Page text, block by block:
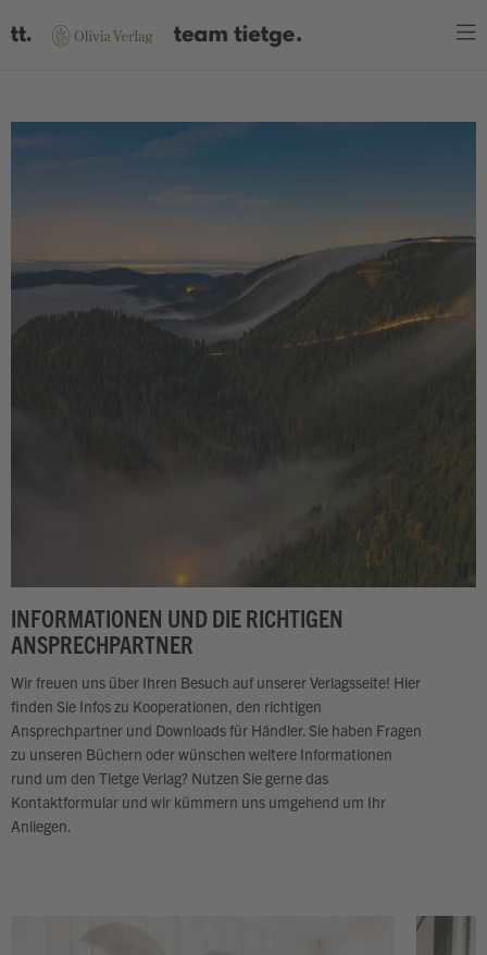
INFORMATIONEN UND DIE RICHTIGEN
ANSPRECHPARTNER
Wir freuen uns über Ihren Besuch auf unserer Verlagsseite! Hier
finden Sie Infos zu Kooperationen, den richtigen
Ansprechpartner und Downloads für Händler. Sie haben Fragen
zu unseren Büchern oder wünschen weitere Informationen
rund um den Tietge Verlag? Nutzen Sie gerne das
Kontaktformular und wir kümmern uns umgehend um Ihr
Anliegen.